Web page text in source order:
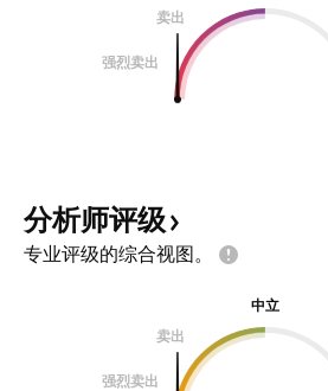
卖出
强烈卖出
分析师评级
专业评级的综合视图。
中立
卖出
强烈卖出